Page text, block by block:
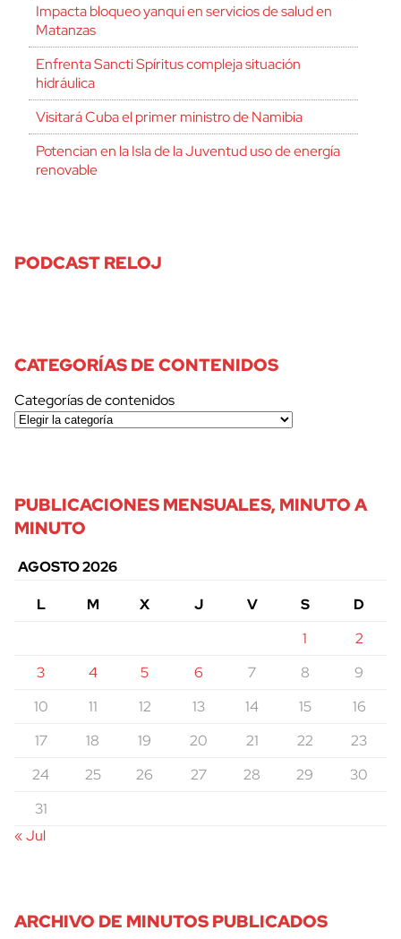
Impacta bloqueo yanqui en servicios de salud en
Matanzas
Enfrenta Sancti Spíritus compleja situación
hidráulica
Visitará Cuba el primer ministro de Namibia
Potencian en la Isla de la Juventud uso de energía
renovable
PODCAST RELOJ
CATEGORÍAS DE CONTENIDOS
Categorías de contenidos
PUBLICACIONES MENSUALES, MINUTO A
MINUTO
AGOSTO 2026
L
M X J V S
D
1
2
3
4 5 6 7 8
9
10
11 12 13 14 15
16
17
18 19 20 21 22
23
24
25 26 27 28 29
30
31
« Jul
ARCHIVO DE MINUTOS PUBLICADOS